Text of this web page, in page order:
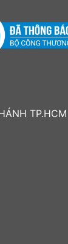
TP.HCM